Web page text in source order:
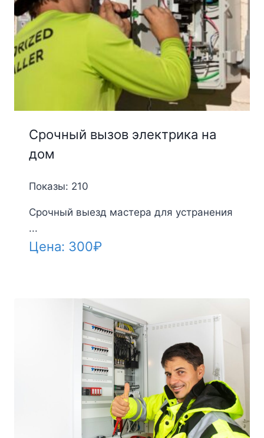
Срочный вызов электрика на
дом
Показы: 210
Срочный выезд мастера для устранения
...
Цена: 300₽